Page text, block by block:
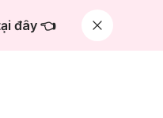
đây 👈